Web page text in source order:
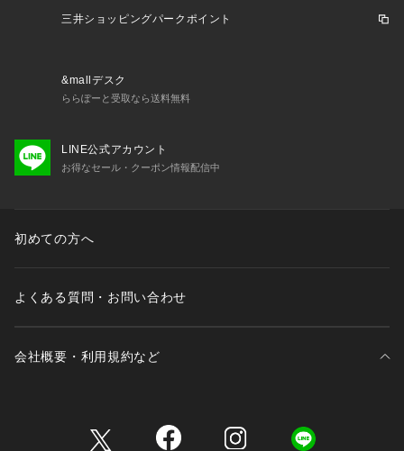
三井ショッピングパークポイント
&mallデスク
ららぽーと受取なら送料無料
LINE公式アカウント
お得なセール・クーポン情報配信中
初めての方へ
よくある質問・お問い合わせ
会社概要・利用規約など